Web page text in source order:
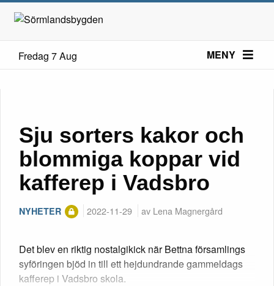
Fredag 7 Aug MENY
Sju sorters kakor och
blommiga koppar vid
kafferep i Vadsbro
NYHETER 2022-11-29 av Lena Magnergård
Det blev en riktig nostalgikick när Bettna församlings
syföringen bjöd in till ett hejdundrande gammeldags
kafferep i Vadsbro skola.